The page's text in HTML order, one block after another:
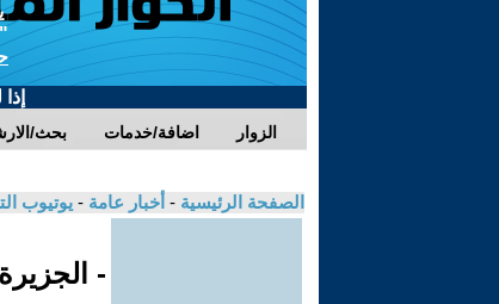
بحث/ اضافة/خدمات الزوار
الصفحة الرئيسية - أخبار عامة - يوتيوب
- الجزيرة